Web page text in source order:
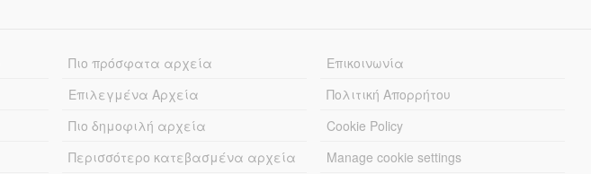
Πιο πρόσφατα αρχεία
Επιλεγμένα Αρχεία
Πιο δημοφιλή αρχεία
Περισσότερο κατεβασμένα αρχεία
Επικοινωνία
Πολιτική Απορρήτου
Cookie Policy
Manage cookie settings